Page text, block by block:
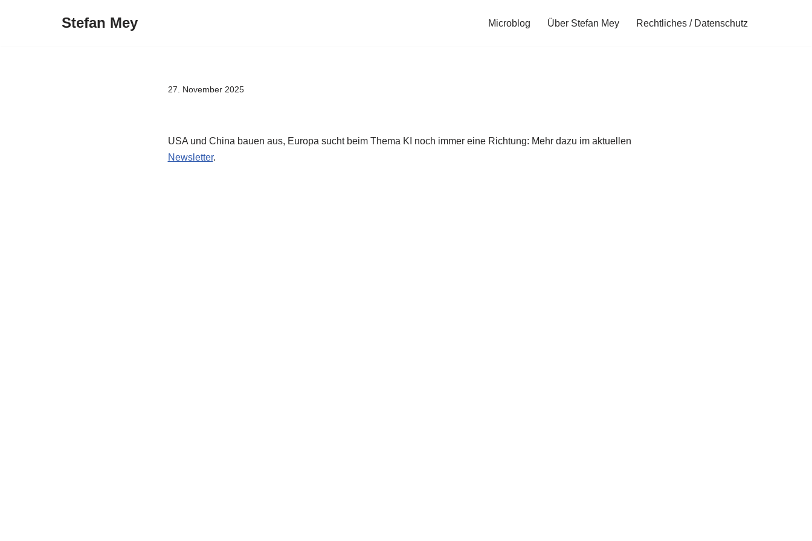
Stefan Mey Microblog Über Stefan Mey Rechtliches / Datenschutz
27. November 2025
USA und China bauen aus, Europa sucht beim Thema KI noch immer eine Richtung: Mehr dazu im aktuellen
Newsletter.